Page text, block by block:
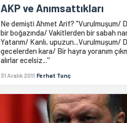
AKP ve Anımsattıkları
Ne demişti Ahmet Arif? "Vurulmuşum/
bir boğazında/ Vakitlerden bir sabah
Yatarım/ Kanlı, upuzun...Vurulmuşum/
gecelerden kara/ Bir hayra yoranım
alırlar ecelsiz...''
31 Aralık 2011 Ferhat Tunç